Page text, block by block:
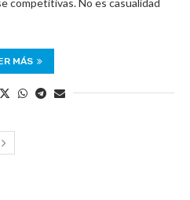
competitivas. No es casualidad
MÁS